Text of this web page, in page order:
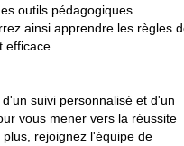
outils pédagogiques
ainsi apprendre les règles
efficace.
suivi personnalisé et d'un
vous mener vers la réussite
rejoignez l'équipe de